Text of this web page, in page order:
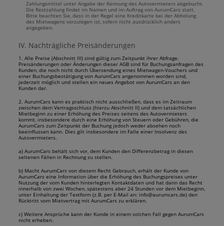
Zahlungsmittel unter Angabe der Kennung des Autovermieters abgebucht.
Die Restzahlung findet im Namen und im Auftrag von AurumCars statt.
Bitte beachten Sie, dass in der Regel eine Kreditkarte bei der Abholung
des Mietwagens vorzulegen ist, sofern nicht ausdrücklich anders
angegeben.
IV. Nachträgliche Preisänderungen
1. Alle Preise (Abschnitt III) sind gültig zum Zeitpunkt ihrer Abfrage.
Preisänderungen oder Änderungen dieser AGB sind für Buchungsanfragen des
Kunden, die noch nicht durch Übersendung eines Mietwagen-Vouchers und
einer Buchungsbestätigung von AurumCars angenommen worden sind,
jederzeit möglich und stellen ein neues Angebot von AurumCars an den
Kunden dar.
2. AurumCars kann es praktisch nicht ausschließen, dass es im Zeitraum
zwischen dem Vertragsschluss (hierzu Abschnitt II) und dem tatsächlichen
Mietbeginn zu einer Erhöhung des Preises seitens des Autovermieters
kommt, insbesondere durch eine Erhöhung von Steuern oder Gebühren, die
AurumCars zum Zeitpunkt der Buchung jedoch weder absehen noch
beeinflussen kann. Dies gilt insbesondere im Falle einer Insolvenz des
Autovermieters.
a) AurumCars behält sich vor, dem Kunden den Differenzbetrag in diesen
seltenen Fällen in Rechnung zu stellen.
b) Macht AurumCars von diesem Recht Gebrauch, erhält der Kunde von
AurumCars eine Information über die Erhöhung des Buchungspreises unter
Nutzung der vom Kunden hinterlegten Kontaktdaten und hat dann das Recht
innerhalb von zwei Wochen, spätestens aber 24 Stunden vor dem Mietbeginn,
unter Einhaltung der Textform (z.B. per E-Mail an: info@aurumcars.de) den
Rücktritt vom Mietvertrag mit AurumCars zu erklären.
c) Weitere Ansprüche kann der Kunde in einem solchen Fall gegen AurumCars
nicht erheben.